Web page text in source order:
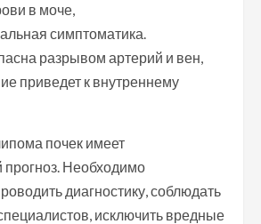
в моче,
симптоматика.
разрывом артерий и вен,
приведет к внутреннему
почек имеет
Необходимо
диагностику, соблюдать
исключить вредные